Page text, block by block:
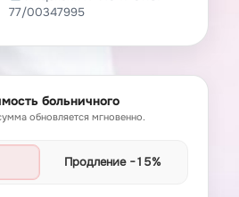
77/00347995
больничного
обновляется мгновенно.
Продление −15%